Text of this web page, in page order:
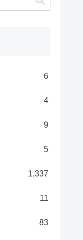
6
4
9
5
1,337
11
83